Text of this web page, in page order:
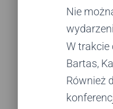
Nie
W trakcie
Bartas,
Również